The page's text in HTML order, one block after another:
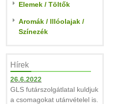
Elemek / Töltők
Aromák / Illóolajak /
Színezék
Hírek
26.6.2022
GLS futárszolgátlatal kuldjuk
a csomagokat utánvételel is.